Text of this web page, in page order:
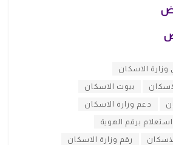
وزارة الاسكان
بيوت الاسكان
دعم وزارة الاسكان
برقم الهوية
رقم وزارة الاسكان